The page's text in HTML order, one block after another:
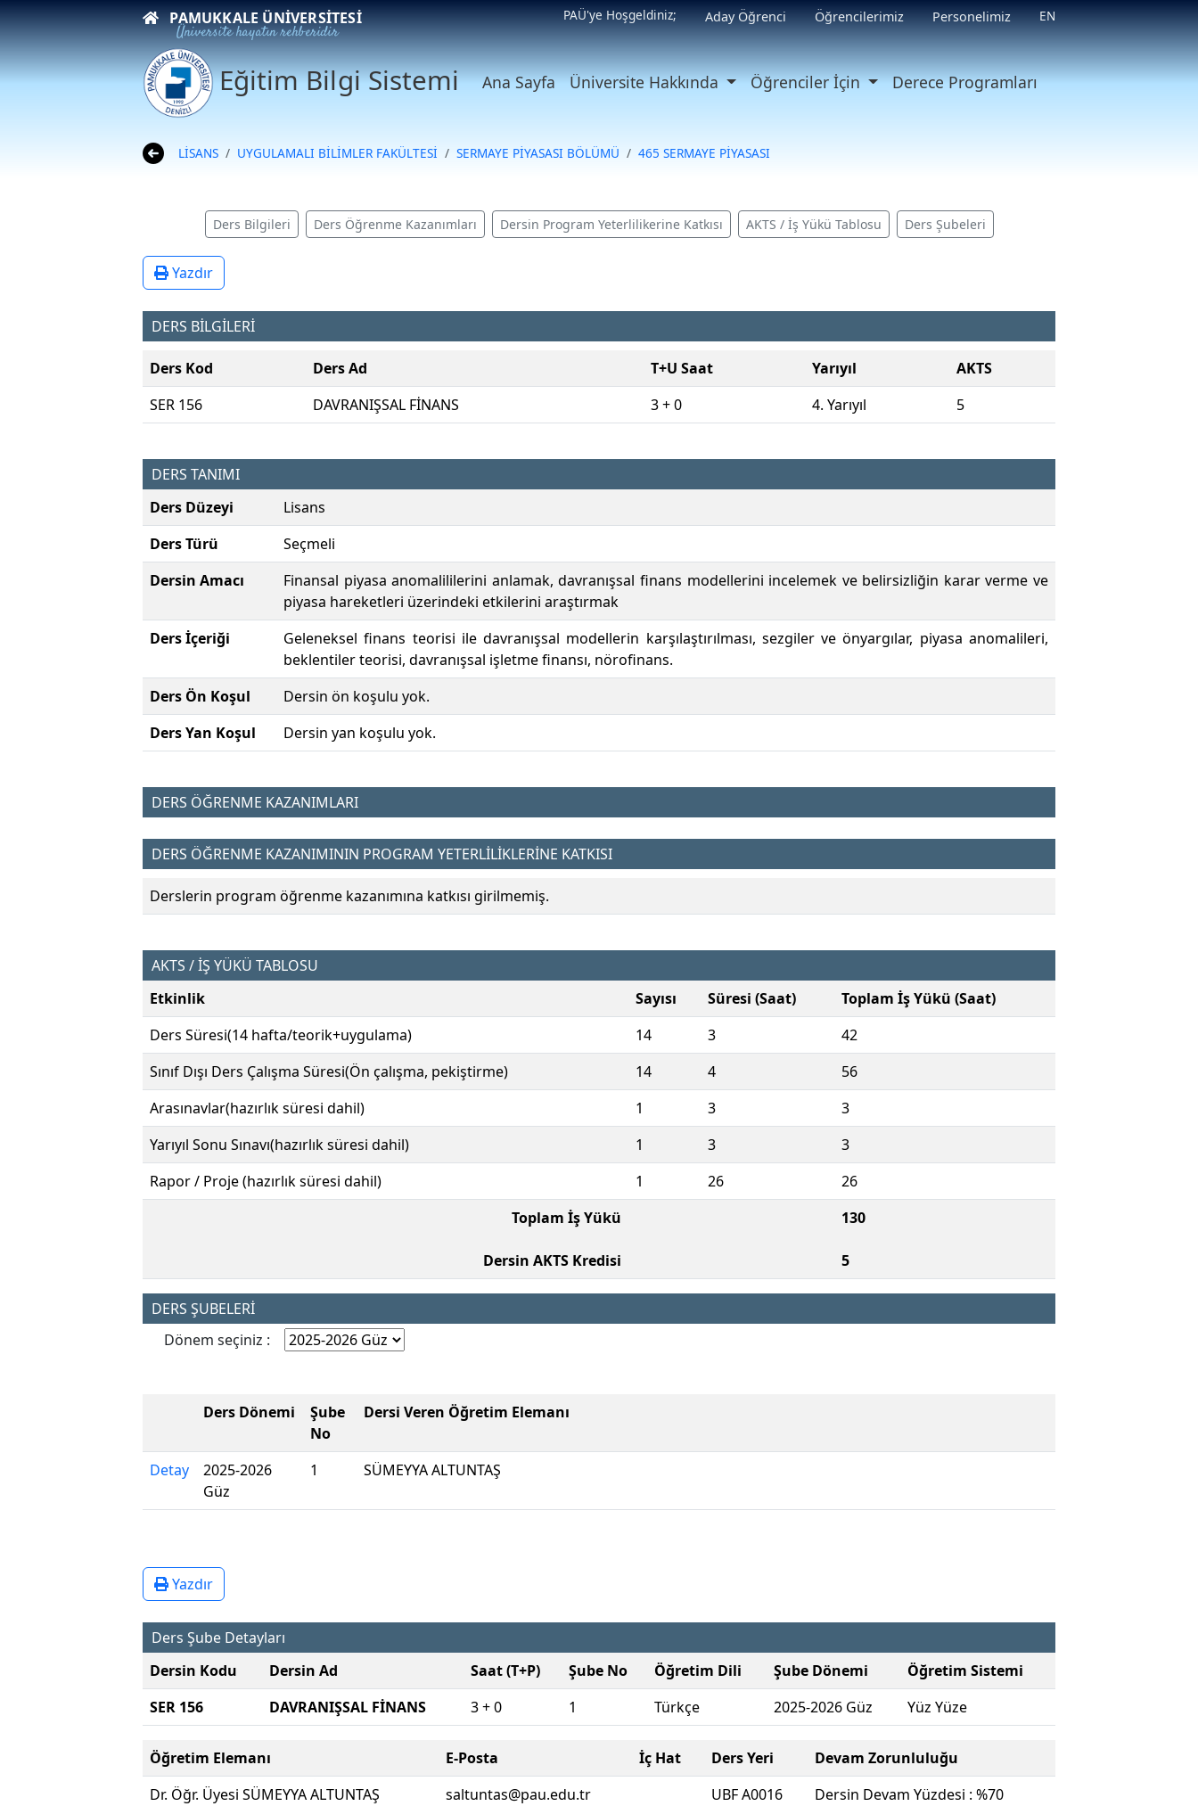
PAMUKKALE ÜNIVERSITESI
Üniversite hayatın rehberidir
PAÜ'ye Hoşgeldiniz; Aday Öğrenci Öğrencilerimiz Personelimiz EN
Eğitim Bilgi Sistemi Ana Sayfa Üniversite Hakkında Öğrenciler İçin Derece Programları
LİSANS UYGULAMALI BİLİMLER FAKÜLTESİ SERMAYE PİYASASI BÖLÜMÜ 465 SERMAYE PİYASASI
Ders Bilgileri Ders Öğrenme Kazanımları Dersin Program Yeterlilikerine Katkısı AKTS / İş Yükü Tablosu Ders Şubeleri
Yazdır
DERS BİLGİLERİ
Ders Kod Ders Ad T+U Saat Yarıyıl
AKTS
SER 156
DAVRANIŞSAL FİNANS 3 + 0 4. Yarıyıl 5
DERS TANIMI
Ders Düzeyi
Lisans
Ders Türü
Seçmeli
Dersin Amacı
Finansal piyasa anomalililerini anlamak, davranışsal finans modellerini incelemek ve belirsizliğin karar verme ve
piyasa hareketleri üzerindeki etkilerini araştırmak
Ders İçeriği
Geleneksel finans teorisi ile davranışsal modellerin karşılaştırılması, sezgiler ve önyargılar, piyasa anomalileri,
beklentiler teorisi, davranışsal işletme finansı, nörofinans.
Ders Ön Koşul
Dersin ön koşulu yok.
Ders Yan Koşul
Dersin yan koşulu yok.
DERS ÖĞRENME KAZANIMLARI
DERS ÖĞRENME KAZANIMININ PROGRAM YETERLİLİKLERİNE KATKISI
Derslerin program öğrenme kazanımına katkısı girilmemiş.
AKTS / İŞ YÜKÜ TABLOSU
Etkinlik
Sayısı Süresi (Saat)
Toplam İş Yükü (Saat)
Ders Süresi(14 hafta/teorik+uygulama)
14 3
42
Sınıf Dışı Ders Çalışma Süresi(Ön çalışma, pekiştirme)
14 4
56
Arasınavlar(hazırlık süresi dahil)
1 3
3
Yarıyıl Sonu Sınavı(hazırlık süresi dahil)
1 3
3
Rapor / Proje (hazırlık süresi dahil)
1 26
26
Toplam İş Yükü
Dersin AKTS Kredisi
130
5
DERS ŞUBELERİ
Dönem seçiniz :
Ders Dönemi
Şube
No
Dersi Veren Öğretim Elemanı
Detay
2025-2026
Güz
1 SÜMEYYA ALTUNTAŞ
Yazdır
Ders Şube Detayları
Dersin Kodu
Dersin Ad Saat (T+P) Şube No Öğretim Dili Şube Dönemi
Öğretim Sistemi
SER 156
DAVRANIŞSAL FİNANS 3 + 0 1 Türkçe 2025-2026 Güz Yüz Yüze
Öğretim Elemanı E-Posta İç Hat Ders Yeri
Devam Zorunluluğu
Dr. Öğr. Üyesi SÜMEYYA ALTUNTAŞ
saltuntas@pau.edu.tr UBF A0016 Dersin Devam Yüzdesi : %70